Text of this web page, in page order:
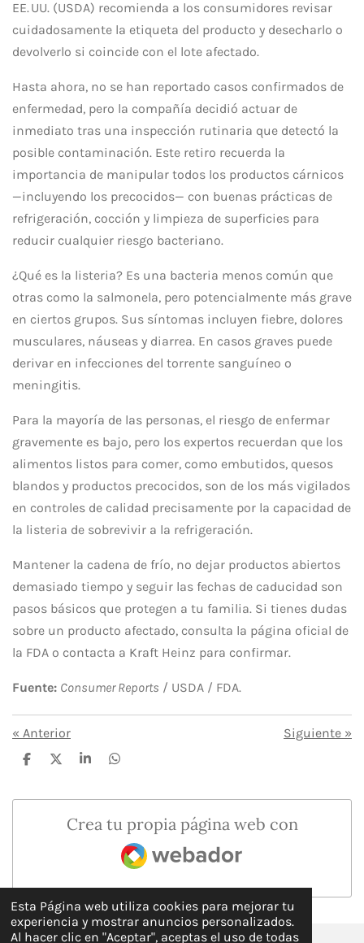
Esta Página web utiliza cookies para mejorar tu
experiencia y mostrar anuncios personalizados.
Al hacer clic en "Aceptar", aceptas el uso de todas
EE. UU. (USDA) recomienda a los consumidores revisar
cuidadosamente la etiqueta del producto y desecharlo o
devolverlo si coincide con el lote afectado.
Hasta ahora, no se han reportado casos confirmados de
enfermedad, pero la compañía decidió actuar de
inmediato tras una inspección rutinaria que detectó la
posible contaminación. Este retiro recuerda la
importancia de manipular todos los productos cárnicos
—incluyendo los precocidos— con buenas prácticas de
refrigeración, cocción y limpieza de superficies para
reducir cualquier riesgo bacteriano.
¿Qué es la listeria? Es una bacteria menos común que
otras como la salmonela, pero potencialmente más grave
en ciertos grupos. Sus síntomas incluyen fiebre, dolores
musculares, náuseas y diarrea. En casos graves puede
derivar en infecciones del torrente sanguíneo o
meningitis.
Para la mayoría de las personas, el riesgo de enfermar
gravemente es bajo, pero los expertos recuerdan que los
alimentos listos para comer, como embutidos, quesos
blandos y productos precocidos, son de los más vigilados
en controles de calidad precisamente por la capacidad de
la listeria de sobrevivir a la refrigeración.
Mantener la cadena de frío, no dejar productos abiertos
demasiado tiempo y seguir las fechas de caducidad son
pasos básicos que protegen a tu familia. Si tienes dudas
sobre un producto afectado, consulta la página oficial de
la FDA o contacta a Kraft Heinz para confirmar.
Fuente: Consumer Reports / USDA / FDA.
« Anterior Siguiente »
C
p
C
p
C
p
r
C
p
r
Crea tu propia página web con
Webador